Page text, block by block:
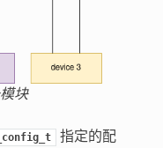
块
指定的配